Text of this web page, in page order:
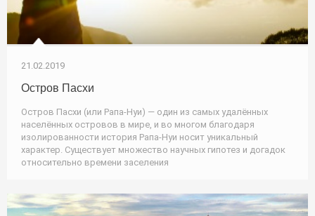
21.02.2019
Остров Пасхи
Остров Пасхи (или Рапа-Нуи) — один из самых удалённых
населённых островов в мире, и во многом благодаря
изолированности история Рапа-Нуи носит уникальный
характер. Существует множество научных гипотез и догадок
относительно времени заселения